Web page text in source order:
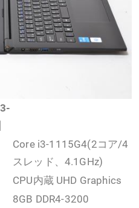
Core i3-1115G4(2コア/4
スレッド、4.1GHz)
CPU内蔵 UHD Graphics
8GB DDR4-3200